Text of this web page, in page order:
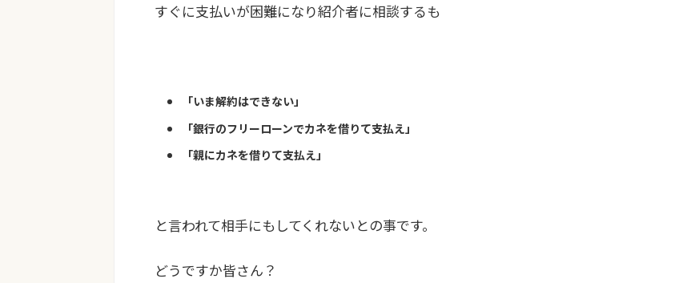
すぐに支払いが困難になり紹介者に相談するも
「いま解約はできない」
「銀行のフリーローンでカネを借りて支払え」
「親にカネを借りて支払え」
と言われて相手にもしてくれないとの事です。
どうですか皆さん？